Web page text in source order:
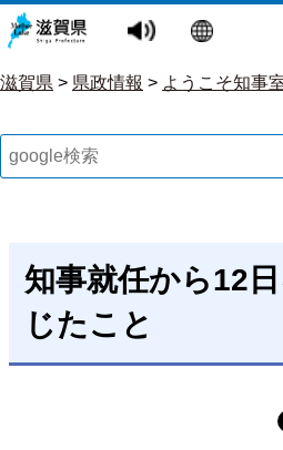
滋賀県 > 県政情報 > ようこそ知事
知事就任から12
じたこと